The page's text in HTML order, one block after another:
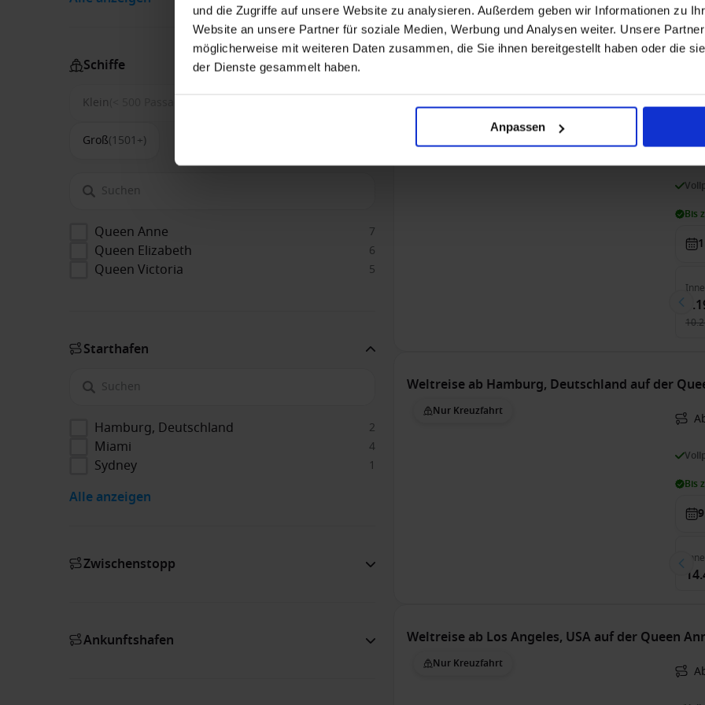
und die Zugriffe auf unsere Website zu analysieren. Außerdem geben wir Informationen zu
Website an unsere Partner für soziale Medien, Werbung und Analysen weiter. Unsere
möglicherweise mit weiteren Daten zusammen, die Sie ihnen bereitgestellt haben oder die
der Dienste gesammelt haben.
Anpassen
Schiffe
Klein
Groß(1501+)
Queen Anne 7
Queen Elizabeth 6
Queen Victoria 5
Starthafen
Hamburg, Deutschland 2
Miami 4
Sydney 1
Alle anzeigen
Zwischenstopp
Ankunftshafen
Weltreise ab Southampton, Großbritannien auf
Bis
Weltreise ab Hamburg, Deutschland auf der
Nur Kreuzfahrt
Bis
Weltreise ab Los Angeles, USA auf der Queen
Nur Kreuzfahrt